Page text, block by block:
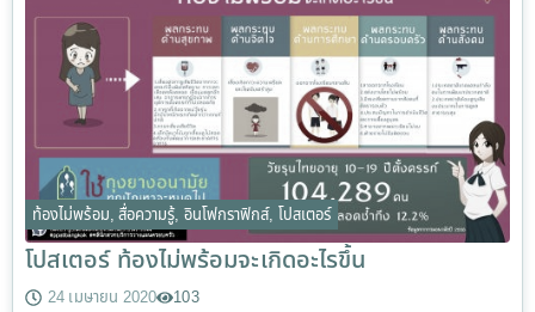
ท้องไม่พร้อม, สื่อความรู้, อินโฟกราฟิกส์, โปสเตอร์
โปสเตอร์ ท้องไม่พร้อมจะเกิดอะไรขึ้น
24 เมษายน 2020 103